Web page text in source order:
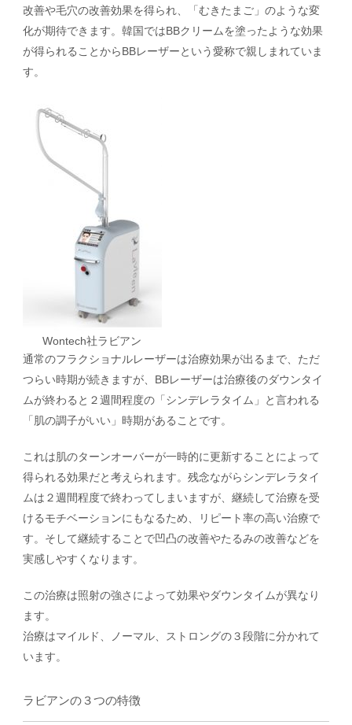
改善や毛穴の改善効果を得られ、「むきたまご」のような変
化が期待できます。韓国ではBBクリームを塗ったような効果
が得られることからBBレーザーという愛称で親しまれていま
す。
Wontech社ラビアン
通常のフラクショナルレーザーは治療効果が出るまで、ただ
つらい時期が続きますが、BBレーザーは治療後のダウンタイ
ムが終わると２週間程度の「シンデレラタイム」と言われる
「肌の調子がいい」時期があることです。
これは肌のターンオーバーが一時的に更新することによって
得られる効果だと考えられます。残念ながらシンデレラタイ
ムは２週間程度で終わってしまいますが、継続して治療を受
けるモチベーションにもなるため、リピート率の高い治療で
す。そして継続することで凹凸の改善やたるみの改善などを
実感しやすくなります。
この治療は照射の強さによって効果やダウンタイムが異なり
ます。
治療はマイルド、ノーマル、ストロングの３段階に分かれて
います。
ラビアンの３つの特徴